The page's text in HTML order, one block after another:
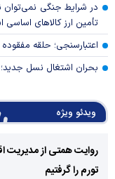
در شرایط جنگی نمی‌توان
تأمین ارز کالا‌های
اعتبارسنجی؛ حلقه
بحران اشتغال نسل
ویدئو ویژه
روایت همتی از مدیریت
تورم را گرفتیم